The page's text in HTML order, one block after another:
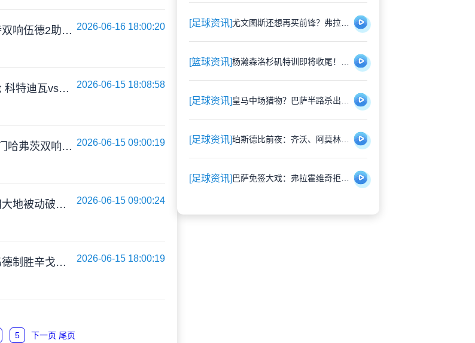
两度扳平！伊朗2-2新西兰 贾斯特双响伍德2助攻 雷扎伊扬传射 2026-06-16 18:00:20
06月15日 世界杯小组赛E组第1轮 科特迪瓦vs厄瓜多尔 全场录像 2026-06-15 18:08:58
惨案！德国7-1库拉索 德国6人破门哈弗茨双响翁达夫替补1射2传 2026-06-15 09:00:19
两度扳平！日本绝平2-2荷兰 镰田大地被动破门范戴克世界杯首球 2026-06-15 09:00:24
绝杀！科特迪瓦1-0厄瓜多尔 阿玛德制胜辛戈助攻 两队4中门框 2026-06-15 18:00:19
5 下一页 尾页
[足球资讯]
[篮球资讯]
[足球资讯]
[足球资讯]
[足球资讯]